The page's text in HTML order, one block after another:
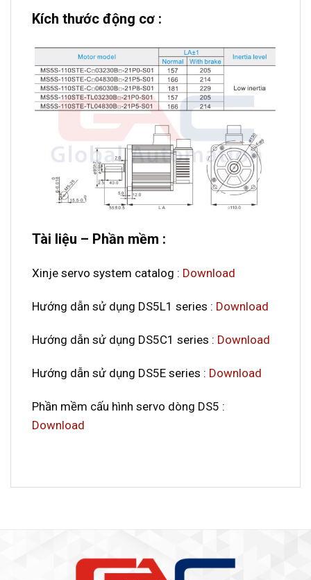
Kích thước động cơ :
Tài liệu – Phần mềm :
Xinje servo system catalog : Download
Hướng dẫn sử dụng DS5L1 series : Download
Hướng dẫn sử dụng DS5C1 series : Download
Hướng dẫn sử dụng DS5E series : Download
Phần mềm cấu hình servo dòng DS5 :
Download